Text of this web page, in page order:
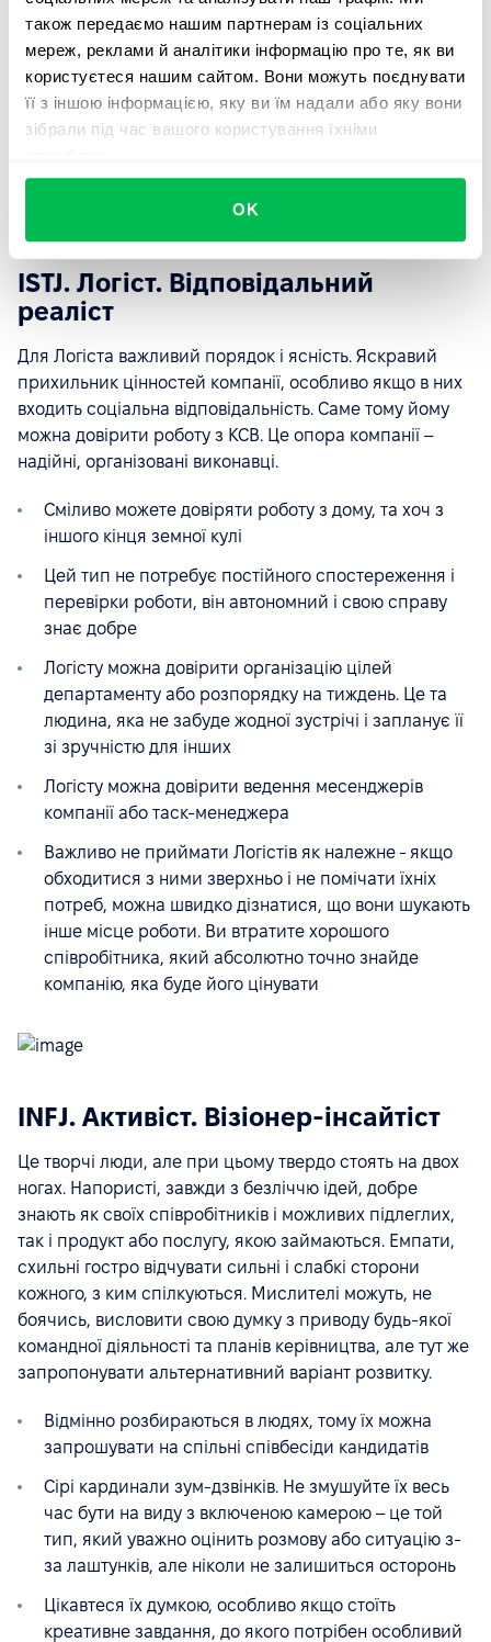
також передаємо нашим партнерам із соціальних
мереж, реклами й аналітики інформацію про те, як ви
користуєтеся нашим сайтом. Вони можуть поєднувати
її з іншою інформацією, яку ви їм надали або яку вони
зібрали під час вашого користування їхніми
OK
один з найпоширеніших міфів про інтроверсію.
Швидше, серед типів особистості з I на початку коду
більше творчих, вдумливих співробітників, які
яскравіше проявляють себе і генерують більше ідей
не у великому колективі, а наодинці з собою або на
віддаленій роботі. Це креативні люди, які часто
ISTJ. Логіст. Відповідальний
реаліст
Для Логіста важливий порядок і ясність. Яскравий
прихильник цінностей компанії, особливо якщо в них
входить соціальна відповідальність. Саме тому йому
можна довірити роботу з КСВ. Це опора компанії –
надійні, організовані виконавці.
Сміливо можете довіряти роботу з дому, та хоч з
іншого кінця земної кулі
Цей тип не потребує постійного спостереження і
перевірки роботи, він автономний і свою справу
знає добре
Логісту можна довірити організацію цілей
департаменту або розпорядку на тиждень. Це та
людина, яка не забуде жодної зустрічі і запланує її
зі зручністю для інших
Логісту можна довірити ведення месенджерів
компанії або таск-менеджера
Важливо не приймати Логістів як належне - якщо
обходитися з ними зверхньо і не помічати їхніх
потреб, можна швидко дізнатися, що вони шукають
інше місце роботи. Ви втратите хорошого
співробітника, який абсолютно точно знайде
компанію, яка буде його цінувати
INFJ. Активіст. Візіонер-інсайтіст
Це творчі люди, але при цьому твердо стоять на двох
ногах. Напористі, завжди з безліччю ідей, добре
знають як своїх співробітників і можливих підлеглих,
так і продукт або послугу, якою займаються. Емпати,
схильні гостро відчувати сильні і слабкі сторони
кожного, з ким спілкуються. Мислителі можуть, не
боячись, висловити свою думку з приводу будь-якої
командної діяльності та планів керівництва, але тут же
запропонувати альтернативний варіант розвитку.
Відмінно розбираються в людях, тому їх можна
запрошувати на спільні співбесіди кандидатів
Сірі кардинали зум-дзвінків. Не змушуйте їх весь
час бути на виду з включеною камерою – це той
тип, який уважно оцінить розмову або ситуацію з-
за лаштунків, але ніколи не залишиться осторонь
Цікавтеся їх думкою, особливо якщо стоїть
креативне завдання, до якого потрібен особливий